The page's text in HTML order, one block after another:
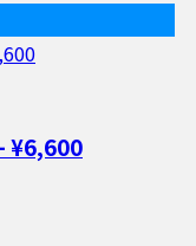
¥6,600